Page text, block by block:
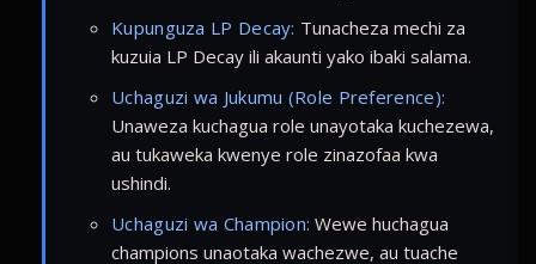
Kupunguza LP Decay: Tunacheza mechi za
kuzuia LP Decay ili akaunti yako ibaki salama.
Uchaguzi wa Jukumu (Role Preference):
Unaweza kuchagua role unayotaka kuchezewa,
au tukaweka kwenye role zinazofaa kwa
ushindi.
Uchaguzi wa Champion: Wewe huchagua
champions unaotaka wachezwe, au tuache